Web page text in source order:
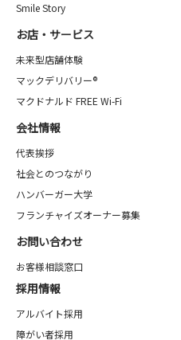
Smile Story
お店・サービス
未来型店舗体験
マックデリバリー®
マクドナルド FREE Wi-Fi
会社情報
代表挨拶
社会とのつながり
ハンバーガー大学
フランチャイズオーナー募集
お問い合わせ
お客様相談窓口
採用情報
アルバイト採用
障がい者採用